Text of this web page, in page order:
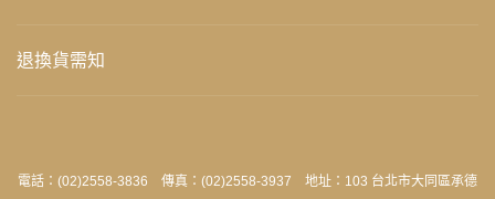
退換貨需知
電話：(02)2558-3836 傳真：(02)2558-3937 地址：103 台北市大同區承德